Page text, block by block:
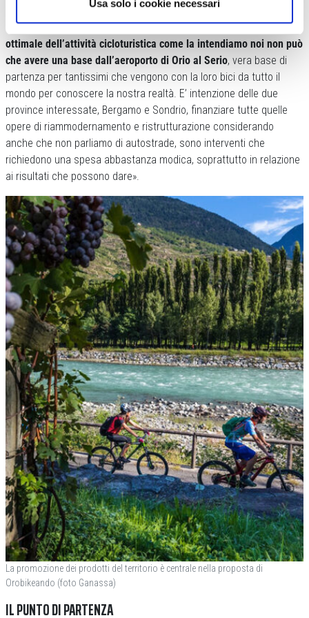
Usa solo i cookie necessari
Le iniziative in programma non si fermano a questo: «E’
fondamentale per noi avere il supporto delle istituzioni:lo sviluppo
ottimale dell’attività cicloturistica come la intendiamo noi non può
che avere una base dall’aeroporto di Orio al Serio, vera base di
partenza per tantissimi che vengono con la loro bici da tutto il
mondo per conoscere la nostra realtà. E’ intenzione delle due
province interessate, Bergamo e Sondrio, finanziare tutte quelle
opere di riammodernamento e ristrutturazione considerando
anche che non parliamo di autostrade, sono interventi che
richiedono una spesa abbastanza modica, soprattutto in relazione
ai risultati che possono dare».
La promozione dei prodotti del territorio è centrale nella proposta di
Orobikeando (foto Ganassa)
IL PUNTO DI PARTENZA